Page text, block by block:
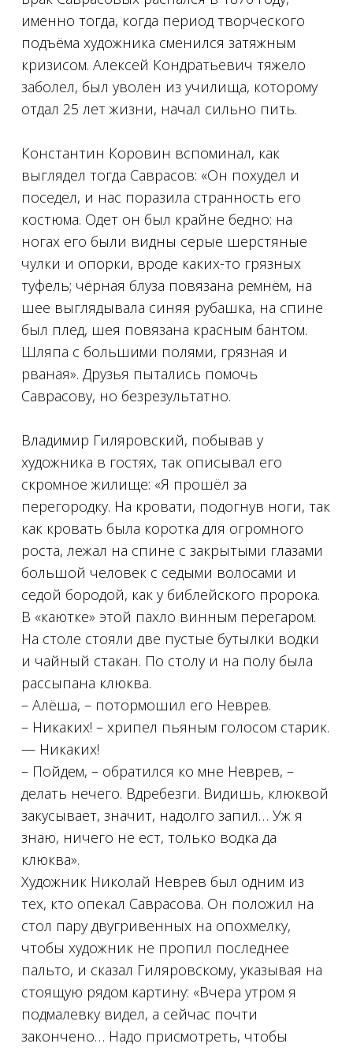
именно тогда, когда период творческого
подъёма художника сменился затяжным
кризисом. Алексей Кондратьевич тяжело
заболел, был уволен из училища, которому
отдал 25 лет жизни, начал сильно пить.
Константин Коровин вспоминал, как
выглядел тогда Саврасов: «Он похудел и
поседел, и нас поразила странность его
костюма. Одет он был крайне бедно: на
ногах его были видны серые шерстяные
чулки и опорки, вроде каких-то грязных
туфель; чёрная блуза повязана ремнём, на
шее выглядывала синяя рубашка, на спине
был плед, шея повязана красным бантом.
Шляпа с большими полями, грязная и
рваная». Друзья пытались помочь
Саврасову, но безрезультатно.
Владимир Гиляровский, побывав у
художника в гостях, так описывал его
скромное жилище: «Я прошёл за
перегородку. На кровати, подогнув ноги, так
как кровать была коротка для огромного
роста, лежал на спине с закрытыми глазами
большой человек с седыми волосами и
седой бородой, как у библейского пророка.
В «каютке» этой пахло винным перегаром.
На столе стояли две пустые бутылки водки
и чайный стакан. По столу и на полу была
рассыпана клюква.
– Алёша, – потормошил его Неврев.
– Никаких! – хрипел пьяным голосом старик.
— Никаких!
– Пойдем, – обратился ко мне Неврев, –
делать нечего. Вдребезги. Видишь, клюквой
закусывает, значит, надолго запил… Уж я
знаю, ничего не ест, только водка да
клюква».
Художник Николай Неврев был одним из
тех, кто опекал Саврасова. Он положил на
стол пару двугривенных на опохмелку,
чтобы художник не пропил последнее
пальто, и сказал Гиляровскому, указывая на
стоящую рядом картину: «Вчера утром я
подмалевку видел, а сейчас почти
зaкончено… Надо присмотреть, чтобы